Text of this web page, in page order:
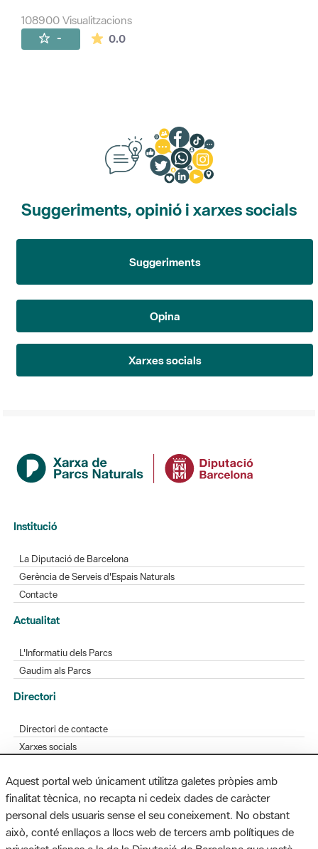
108900 Visualitzacions
- 0.0La mitjana de les valoracions és de 0
Suggeriments, opinió i xarxes socials
Suggeriments
Opina
Xarxes socials
Institució
La Diputació de Barcelona
Gerència de Serveis d'Espais Naturals
Contacte
Actualitat
L'Informatiu dels Parcs
Gaudim als Parcs
Directori
Directori de contacte
Xarxes socials
Bústia de suggeriments
Opineu sobre els parcs
Aquest portal web únicament utilitza galetes pròpies amb
finalitat tècnica, no recapta ni cedeix dades de caràcter
personal dels usuaris sense el seu coneixement. No obstant
això, conté enllaços a llocs web de tercers amb polítiques de